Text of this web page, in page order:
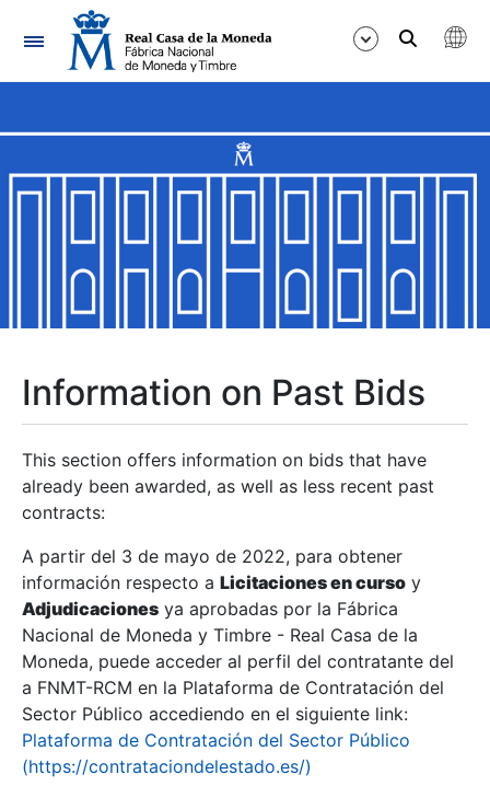
Navigation
Show/Hide
Show/Hide
Show/Hide
Show/Hide
Show/Hide
Information on Past Bids
This section offers information on bids that have
already been awarded, as well as less recent past
contracts:
A partir del 3 de mayo de 2022, para obtener
información respecto a Licitaciones en curso y
Adjudicaciones ya aprobadas por la Fábrica
Nacional de Moneda y Timbre - Real Casa de la
Moneda, puede acceder al perfil del contratante del
a FNMT-RCM en la Plataforma de Contratación del
Sector Público accediendo en el siguiente link:
Plataforma de Contratación del Sector Público
(https://contrataciondelestado.es/)